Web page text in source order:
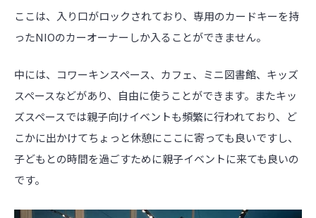
ここは、入り口がロックされており、専用のカードキーを持
ったNIOのカーオーナーしか入ることができません。
中には、コワーキンスペース、カフェ、ミニ図書館、キッズ
スペースなどがあり、自由に使うことができます。またキッ
ズスペースでは親子向けイベントも頻繁に行われており、ど
こかに出かけてちょっと休憩にここに寄っても良いですし、
子どもとの時間を過ごすために親子イベントに来ても良いの
です。